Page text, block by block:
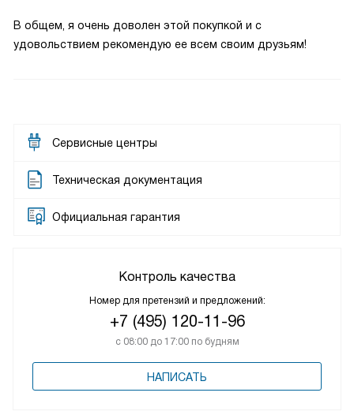
В общем, я очень доволен этой покупкой и с
удовольствием рекомендую ее всем своим друзьям!
Сервисные центры
Техническая документация
Официальная гарантия
Контроль качества
Номер для претензий и предложений:
+7 (495) 120-11-96
с 08:00 до 17:00 по будням
НАПИСАТЬ